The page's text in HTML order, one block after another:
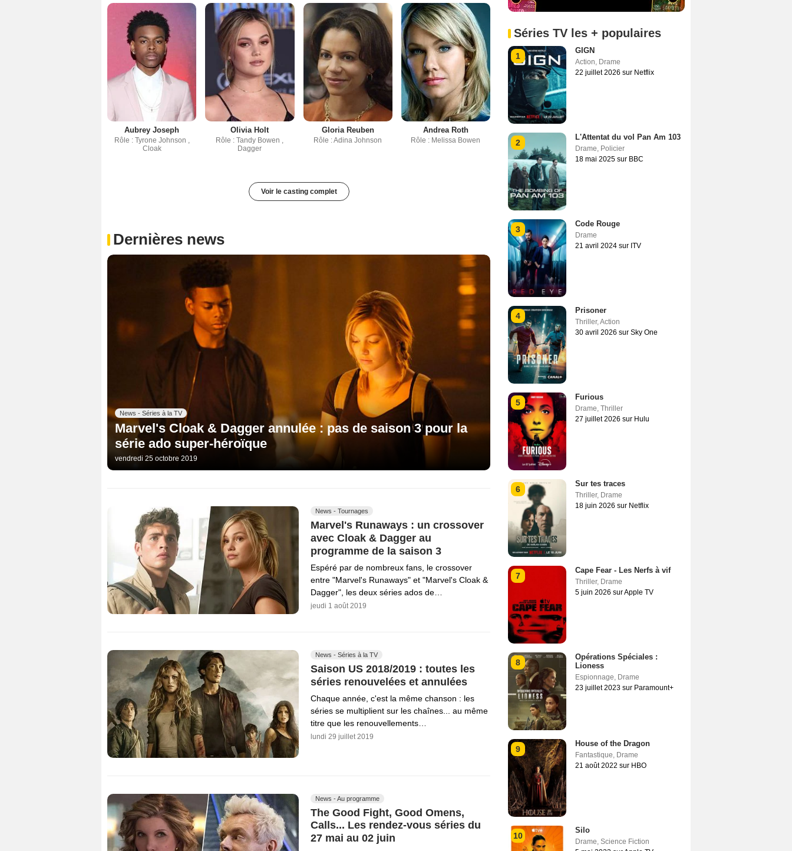
Aubrey Joseph
Rôle : Tyrone Johnson ,
Cloak
Olivia Holt
Rôle : Tandy Bowen ,
Dagger
Gloria Reuben
Rôle : Adina Johnson
Andrea Roth
Rôle : Melissa Bowen
Voir le casting complet
Dernières news
News - Séries à la TV
Marvel's Cloak & Dagger annulée : pas de saison 3 pour la
série ado super-héroïque
vendredi 25 octobre 2019
News - Tournages
Marvel's Runaways : un crossover
avec Cloak & Dagger au
programme de la saison 3
Espéré par de nombreux fans, le crossover
entre "Marvel's Runaways" et "Marvel's Cloak &
Dagger", les deux séries ados de…
jeudi 1 août 2019
News - Séries à la TV
Saison US 2018/2019 : toutes les
séries renouvelées et annulées
Chaque année, c'est la même chanson : les
séries se multiplient sur les chaînes... au même
titre que les renouvellements…
lundi 29 juillet 2019
News - Au programme
The Good Fight, Good Omens,
Calls... Les rendez-vous séries du
27 mai au 02 juin
Séries TV les + populaires
1
GIGN
Action, Drame
22 juillet 2026 sur Netflix
2
L'Attentat du vol Pan Am 103
Drame, Policier
18 mai 2025 sur BBC
3
Code Rouge
Drame
21 avril 2024 sur ITV
4
Prisoner
Thriller,Action
30 avril 2026 sur Sky One
5
Furious
Drame, Thriller
27 juillet 2026 sur Hulu
6
Sur tes traces
Thriller, Drame
18 juin 2026 sur Netflix
7
Cape Fear - Les Nerfs à vif
Thriller, Drame
5 juin 2026 sur Apple TV
8
Opérations Spéciales :
Lioness
Espionnage, Drame
23 juillet 2023 sur Paramount+
9
House of the Dragon
Fantastique, Drame
21 août 2022 sur HBO
10
Silo
Drame, Science Fiction